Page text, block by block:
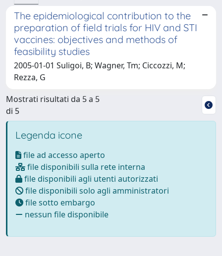
The epidemiological contribution to the
preparation of field trials for HIV and STI
vaccines: objectives and methods of
feasibility studies
2005-01-01 Suligoi, B; Wagner, Tm; Ciccozzi, M;
Rezza, G
Mostrati risultati da 5 a 5
di 5
Legenda icone
file ad accesso aperto
file disponibili sulla rete interna
file disponibili agli utenti autorizzati
file disponibili solo agli amministratori
file sotto embargo
nessun file disponibile